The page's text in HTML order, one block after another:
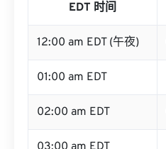
EDT 时间
12:00 am EDT (午夜)
01:00 am EDT
02:00 am EDT